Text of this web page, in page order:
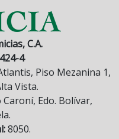
C.A.
4
Piso Mezanina 1,
Vista.
Edo. Bolívar,
8050.